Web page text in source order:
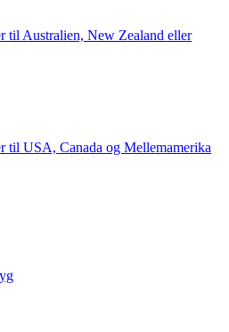
til Australien, New Zealand eller
til USA, Canada og Mellemamerika